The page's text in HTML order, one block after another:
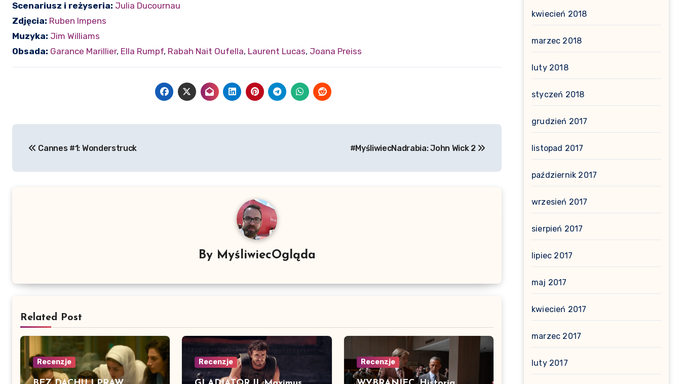
Scenariusz i reżyseria: Julia Ducournau
Zdjęcia: Ruben Impens
Muzyka: Jim Williams
Obsada: Garance Marillier, Ella Rumpf, Rabah Nait Oufella, Laurent Lucas, Joana Preiss
wpisuCannes #1: Wonderstruck #MyśliwiecNadrabia: John Wick 2
By MyśliwiecOgląda
Related Post
Recenzje Recenzje Recenzje
kwiecień 2018
marzec 2018
luty 2018
styczeń 2018
grudzień 2017
listopad 2017
październik 2017
wrzesień 2017
sierpień 2017
lipiec 2017
maj 2017
kwiecień 2017
marzec 2017
luty 2017